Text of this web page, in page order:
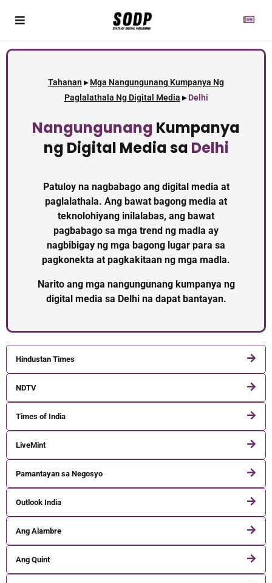
Tahanan ▸Mga Nangungunang Kumpanya Ng
Paglalathala Ng Digital Media ▸Delhi
Nangungunang Kumpanya
ng Digital Media sa Delhi
Patuloy na nagbabago ang digital media at
paglalathala. Ang bawat bagong media at
teknolohiyang inilalabas, ang bawat
pagbabago sa mga trend ng madla ay
nagbibigay ng mga bagong lugar para sa
pagkonekta at pagkakitaan ng mga madla.
Narito ang mga nangungunang kumpanya ng
digital media sa Delhi na dapat bantayan.
Hindustan Times
NDTV
Times of India
LiveMint
Pamantayan sa Negosyo
Outlook India
Ang Alambre
Ang Quint